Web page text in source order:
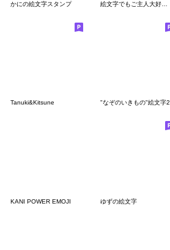
かにの絵文字スタンプ
Tanuki&Kitsune "なぞのいきもの"絵文字2
KANI POWER EMOJI ゆずの絵文字